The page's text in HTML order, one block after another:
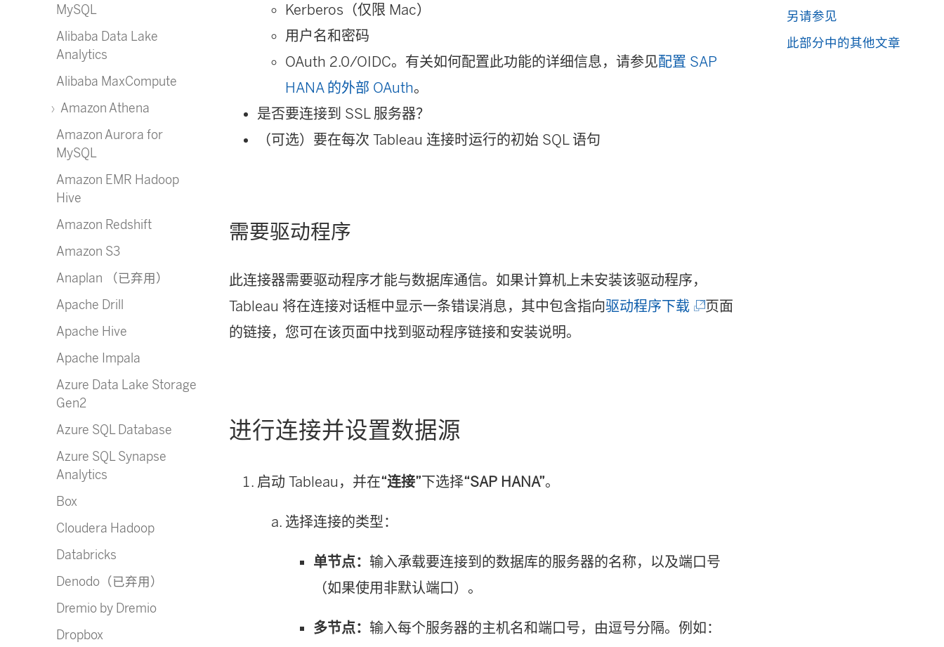
MySQL
Alibaba Data Lake
Analytics
Alibaba MaxCompute
Amazon Athena
Amazon Aurora for
MySQL
Amazon EMR Hadoop
Hive
Amazon Redshift
Amazon S3
Anaplan （已弃用）
Apache Drill
Apache Hive
Apache Impala
Azure Data Lake Storage
Gen2
Azure SQL Database
Azure SQL Synapse
Analytics
Box
Cloudera Hadoop
Databricks
Denodo（已弃用）
Dremio by Dremio
Dropbox
Kerberos（仅限 Mac）
用户名和密码
OAuth 2.0/OIDC。有关如何配置此功能的详细信息，请参见配置 SAP
HANA 的外部 OAuth。
是否要连接到 SSL 服务器？
（可选）要在每次 Tableau 连接时运行的初始 SQL 语句
需要驱动程序
此连接器需要驱动程序才能与数据库通信。如果计算机上未安装该驱动程序，
Tableau 将在连接对话框中显示一条错误消息，其中包含指向驱动程序下载(
)
页面
的链接，您可在该页面中找到驱动程序链接和安装说明。
进行连接并设置数据源
启动 Tableau，并在“连接”下选择“SAP HANA”。
选择连接的类型：
单节点： 输入承载要连接到的数据库的服务器的名称，以及端口号
（如果使用非默认端口）。
多节点： 输入每个服务器的主机名和端口号，由逗号分隔。例如：
另请参见
此部分中的其他文章